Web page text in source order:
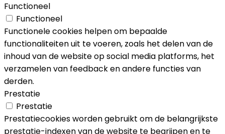
Functioneel
Functioneel
Functionele cookies helpen om bepaalde
functionaliteiten uit te voeren, zoals het delen van de
inhoud van de website op social media platforms, het
verzamelen van feedback en andere functies van
derden.
Prestatie
Prestatie
Prestatiecookies worden gebruikt om de belangrijkste
prestatie-indexen van de website te begrijpen en te